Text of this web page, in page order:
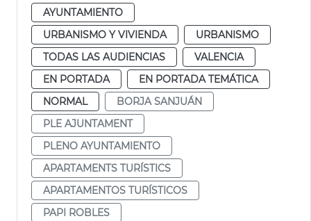
AYUNTAMIENTO
URBANISMO Y VIVIENDA
URBANISMO
TODAS LAS AUDIENCIAS
VALENCIA
EN PORTADA
EN PORTADA TEMÁTICA
NORMAL
BORJA SANJUÁN
PLE AJUNTAMENT
PLENO AYUNTAMIENTO
APARTAMENTS TURÍSTICS
APARTAMENTOS TURÍSTICOS
PAPI ROBLES